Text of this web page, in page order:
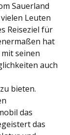
Sauerland
Leuten
Reiseziel für
hat
seinen
auch
bieten.
das
das